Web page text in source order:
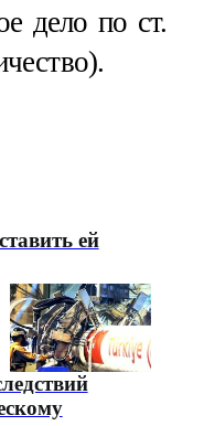
дело по ст.
ей